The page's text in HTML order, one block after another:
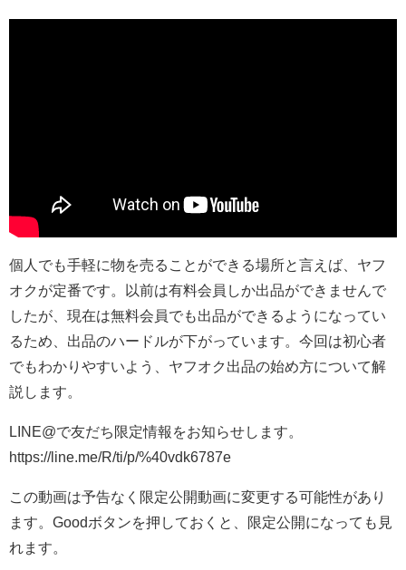
個人でも手軽に物を売ることができる場所と言えば、ヤフ
オクが定番です。以前は有料会員しか出品ができませんで
したが、現在は無料会員でも出品ができるようになってい
るため、出品のハードルが下がっています。今回は初心者
でもわかりやすいよう、ヤフオク出品の始め方について解
説します。
LINE@で友だち限定情報をお知らせします。
https://line.me/R/ti/p/%40vdk6787e
この動画は予告なく限定公開動画に変更する可能性があり
ます。Goodボタンを押しておくと、限定公開になっても見
れます。